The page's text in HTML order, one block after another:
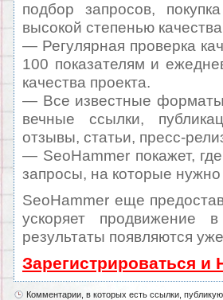
подбор запросов,
высокой степенью
— Регулярная проверка
100 показателям и
качества проекта.
— Все известные
вечные ссылки,
отзывы, статьи, пресс-
— SeoHammer покажет,
запросы, на которые
SeoHammer еще
ускоряет продвижение
результаты появляются
Зарегистрироваться и
Комментарии, в которых есть ссылки,